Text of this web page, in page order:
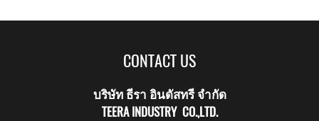
CONTACT US
บริษัท ธีรา อินดัสทรี จำกัด
TEERA INDUSTRY CO.,LTD.